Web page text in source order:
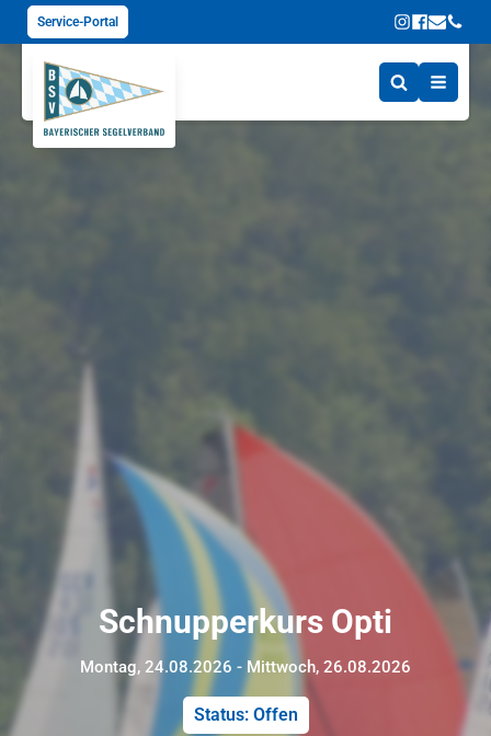
Service-Portal
Schnupperkurs Opti
Montag, 24.08.2026 - Mittwoch, 26.08.2026
Status: Offen